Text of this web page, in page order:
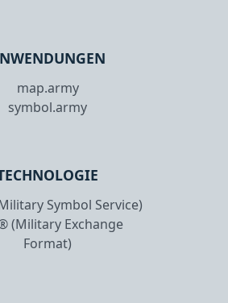
map.army
symbol.army
Symbol Service)
(Military Exchange
Format)